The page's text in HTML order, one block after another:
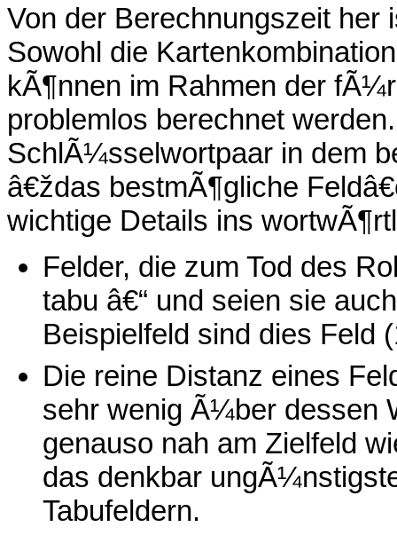
Von der Berechnungszeit her
Sowohl die
kÃ¶nnen im Rahmen der
problemlos berechnet
SchlÃ¼sselwortpaar in dem
â€ždas bestmÃ¶gliche
wichtige Details ins
Felder, die zum Tod des
tabu â€“ und seien sie
Beispielfeld sind dies Feld
Die reine Distanz eines
sehr wenig Ã¼ber dessen
genauso nah am Zielfeld
das denkbar
Tabufeldern.